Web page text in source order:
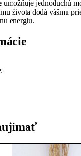
umožňuje jednoduchú
života dodá vášmu
energiu.